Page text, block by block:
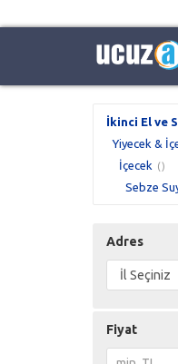
İkinci El ve
Yiyecek &
İçecek ()
Sebze
Adres
Fiyat